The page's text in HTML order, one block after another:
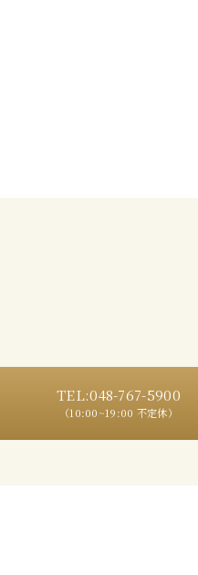
TEL:048-767-5900
（10:00~19:00 不定休）